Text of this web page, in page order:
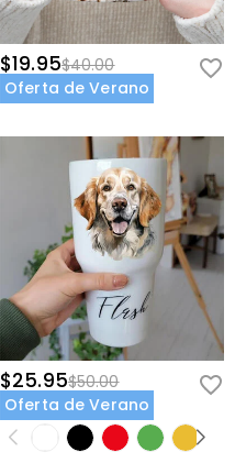
$19.95$40.00
Oferta de Verano
$25.95$50.00
Oferta de Verano